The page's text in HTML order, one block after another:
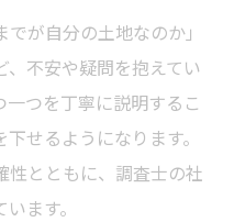
が自分の土地なのか」
、不安や疑問を抱えてい
つを丁寧に説明するこ
せるようになります。
性とともに、調査士の社
ます。